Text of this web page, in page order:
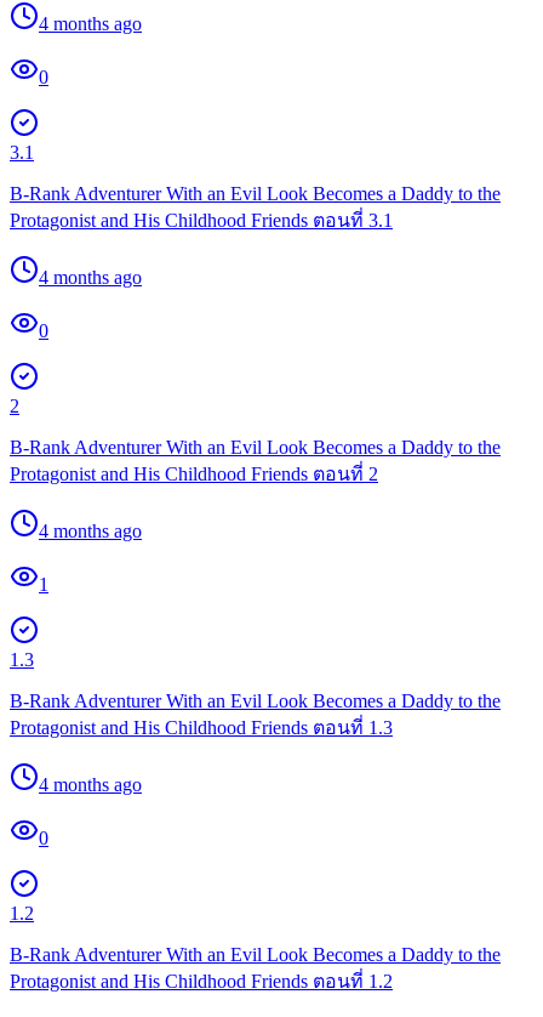
4 months ago
0
3.1
B-Rank Adventurer With an Evil Look Becomes a Daddy to the
Protagonist and His Childhood Friends ตอนที่ 3.1
4 months ago
0
2
B-Rank Adventurer With an Evil Look Becomes a Daddy to the
Protagonist and His Childhood Friends ตอนที่ 2
4 months ago
1
1.3
B-Rank Adventurer With an Evil Look Becomes a Daddy to the
Protagonist and His Childhood Friends ตอนที่ 1.3
4 months ago
0
1.2
B-Rank Adventurer With an Evil Look Becomes a Daddy to the
Protagonist and His Childhood Friends ตอนที่ 1.2